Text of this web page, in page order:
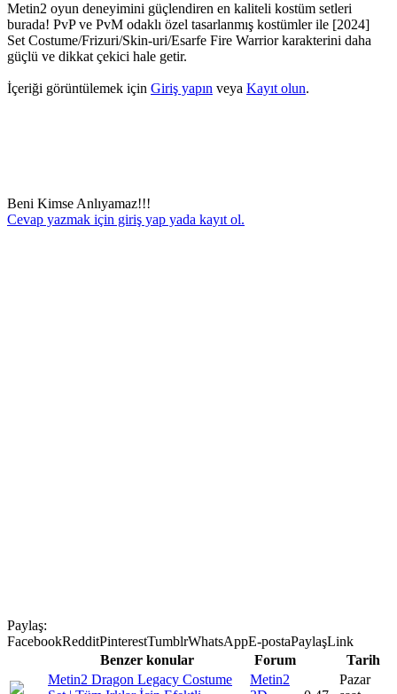
Metin2 oyun deneyimini güçlendiren en kaliteli kostüm setleri
burada! PvP ve PvM odaklı özel tasarlanmış kostümler ile [2024]
Set Costume/Frizuri/Skin-uri/Esarfe Fire Warrior karakterini daha
güçlü ve dikkat çekici hale getir.
İçeriği görüntülemek için Giriş yapın veya Kayıt olun.
Beni Kimse Anlıyamaz!!!
Cevap yazmak için giriş yap yada kayıt ol.
Paylaş:
FacebookRedditPinterestTumblrWhatsAppE-postaPaylaşLink
Benzer konular
Forum
Tarih
Metin2 Dragon Legacy Costume
Metin2
Pazar